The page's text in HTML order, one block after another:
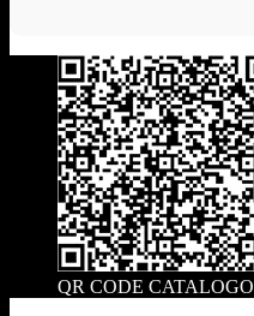
QR CODE CATALOGO